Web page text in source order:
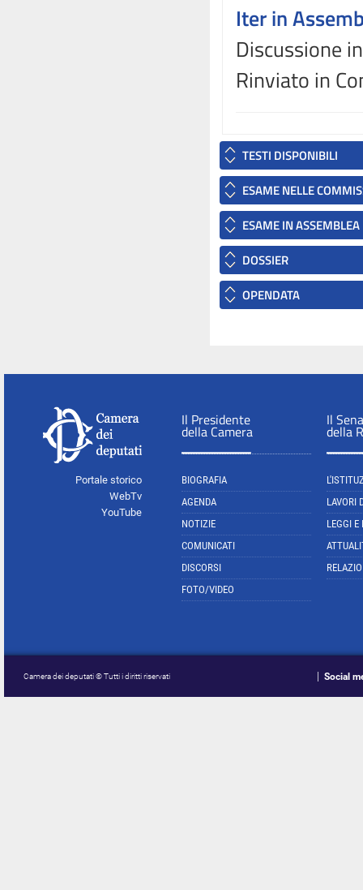
Iter in
Discussione
Rinviato in
TESTI DISPONIBILI
ESAME NELLE
ESAME IN ASSEMBLEA
DOSSIER
OPENDATA
Portale storico
WebTv
YouTube
Il Presidente
della Camera
BIOGRAFIA
AGENDA
NOTIZIE
COMUNICATI
DISCORSI
FOTO/VIDEO
Il
della
LAVORI
LEGGI E
Camera dei deputati © Tutti i diritti riservati Social